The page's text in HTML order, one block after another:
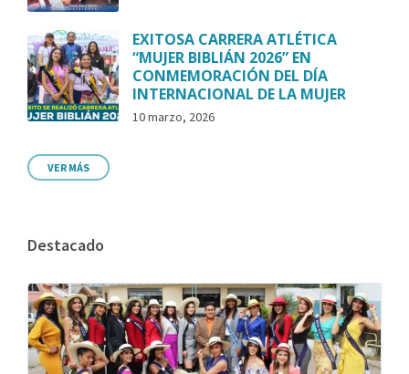
EXITOSA CARRERA ATLÉTICA
“MUJER BIBLIÁN 2026” EN
CONMEMORACIÓN DEL DÍA
INTERNACIONAL DE LA MUJER
10 marzo, 2026
VER MÁS
Destacado